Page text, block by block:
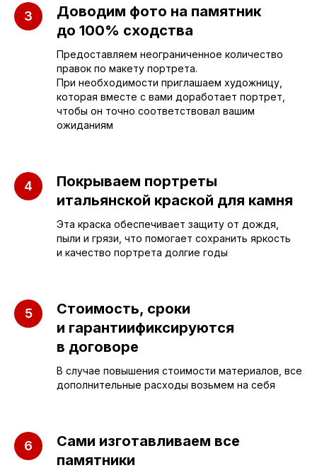
Доводим фото на памятник
до 100% сходства
Предоставляем неограниченное количество
правок по макету портрета.
При необходимости приглашаем художницу,
которая вместе с вами доработает портрет,
чтобы он точно соответствовал вашим
ожиданиям
Покрываем портреты
итальянской краской для камня
Эта краска обеспечивает защиту от дождя,
пыли и грязи, что помогает сохранить яркость
и качество портрета долгие годы
Стоимость, сроки
и гарантиификсируются
в договоре
В случае повышения стоимости материалов, все
дополнительные расходы возьмем на себя
Сами изготавливаем все
памятники
sleza-v-kamne64@yandex.ru
+7 (962) 629-39-39
Отдел продаж
Пугачёва, 156
г. Энгельс, Весёлая ул., 114
Руководитель мастерской